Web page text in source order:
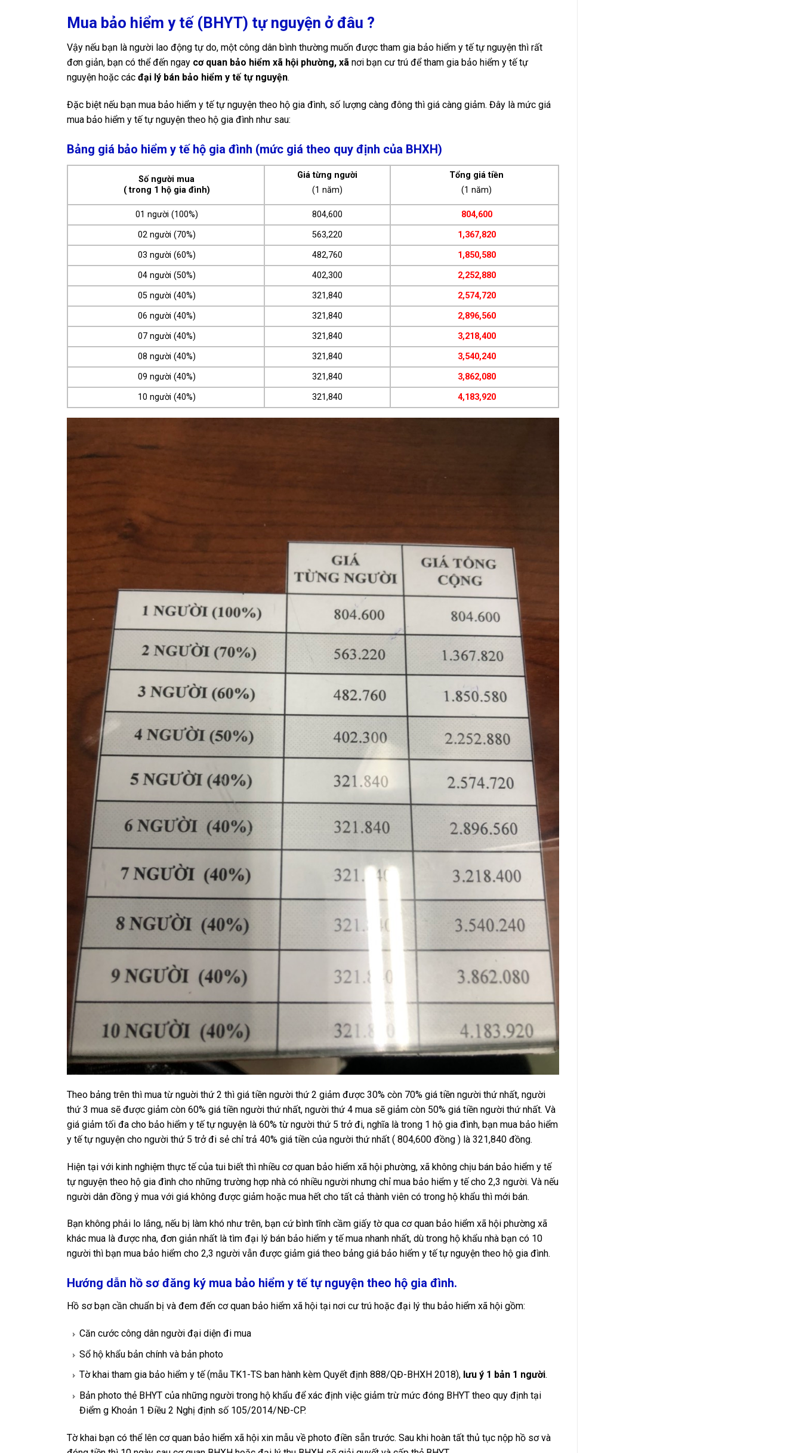
Mua bảo hiểm y tế (BHYT) tự nguyện ở đâu ?
Vậy nếu bạn là người lao động tự do, một công dân bình thường muốn được tham gia bảo hiểm y tế tự nguyện thì rất
đơn giản, bạn có thể đến ngay cơ quan bảo hiểm xã hội phường, xã nơi bạn cư trú để tham gia bảo hiểm y tế tự
nguyện hoặc các đại lý bán bảo hiểm y tế tự nguyện.
Đặc biệt nếu bạn mua bảo hiểm y tế tự nguyện theo hộ gia đình, số lượng càng đông thì giá càng giảm. Đây là mức giá
mua bảo hiểm y tế tự nguyện theo hộ gia đình như sau:
Bảng giá bảo hiểm y tế hộ gia đình (mức giá theo quy định của BHXH)
Số người mua
( trong 1 hộ gia đình)
Giá từng người
(1 năm)
Tổng giá tiền
(1 năm)
01 người (100%) 804,600
804,600
02 người (70%)
563,220
1,367,820
03 người (60%)
482,760
1,850,580
04 người (50%)
402,300
2,252,880
05 người (40%)
321,840
2,574,720
06 người (40%)
321,840
2,896,560
07 người (40%)
321,840
3,218,400
08 người (40%)
321,840
3,540,240
09 người (40%)
321,840
3,862,080
10 người (40%)
321,840 4,183,920
Theo bảng trên thì mua từ nguời thứ 2 thì giá tiền người thứ 2 giảm được 30% còn 70% giá tiền người thứ nhất, người
thứ 3 mua sẽ được giảm còn 60% giá tiền người thứ nhất, người thứ 4 mua sẽ giảm còn 50% giá tiền người thứ nhất. Và
giá giảm tối đa cho bảo hiểm y tế tự nguyện là 60% từ người thứ 5 trở đi, nghĩa là trong 1 hộ gia đình, bạn mua bảo hiểm
y tế tự nguyện cho người thứ 5 trở đi sẻ chỉ trả 40% giá tiền của người thứ nhất ( 804,600 đồng ) là 321,840 đồng.
Hiện tại với kinh nghiệm thực tế của tui biết thì nhiều cơ quan bảo hiểm xã hội phường, xã không chịu bán bảo hiểm y tế
tự nguyện theo hộ gia đình cho những trường hợp nhà có nhiều người nhưng chỉ mua bảo hiểm y tế cho 2,3 người. Và nếu
người dân đồng ý mua với giá không được giảm hoặc mua hết cho tất cả thành viên có trong hộ khẩu thì mới bán.
Bạn không phải lo lắng, nếu bị làm khó như trên, bạn cứ bình tĩnh cầm giấy tờ qua cơ quan bảo hiểm xã hội phường xã
khác mua là được nha, đơn giản nhất là tìm đại lý bán bảo hiểm y tế mua nhanh nhất, dù trong hộ khẩu nhà bạn có 10
người thì bạn mua bảo hiểm cho 2,3 người vẫn được giảm giá theo bảng giá bảo hiểm y tế tự nguyện theo hộ gia đình.
Hướng dẫn hồ sơ đăng ký mua bảo hiểm y tế tự nguyện theo hộ gia đình.
Hồ sơ bạn cần chuẩn bị và đem đến cơ quan bảo hiểm xã hội tại nơi cư trú hoặc đại lý thu bảo hiểm xã hội gồm:
Căn cước công dân người đại diện đi mua
Sổ hộ khẩu bản chính và bản photo
Tờ khai tham gia bảo hiểm y tế (mẫu TK1-TS ban hành kèm Quyết định 888/QĐ-BHXH 2018), lưu ý 1 bản 1 người.
Bản photo thẻ BHYT của những người trong hộ khẩu để xác định việc giảm trừ mức đóng BHYT theo quy định tại
Điểm g Khoản 1 Điều 2 Nghị định số 105/2014/NĐ-CP.
Tờ khai bạn có thể lên cơ quan bảo hiểm xã hội xin mẫu về photo điền sẵn trước. Sau khi hoàn tất thủ tục nộp hồ sơ và